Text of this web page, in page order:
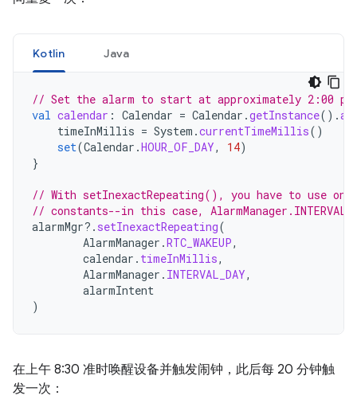
Kotlin Java
// Set the alarm to start at approximately 2:00
val calendar : Calendar = Calendar .getInstance().
timeInMillis = System .currentTimeMillis()
set(Calendar .HOUR_OF_DAY, 14)
}
// With setInexactRepeating(), you have to use
// constants--in this case,
alarmMgr?. setInexactRepeating(
AlarmManager .RTC_WAKEUP,
calendar . timeInMillis,
AlarmManager . INTERVAL_DAY,
alarmIntent
)
在上午 8:30 准时唤醒设备并触发闹钟，此后每 20 分钟触
发一次：